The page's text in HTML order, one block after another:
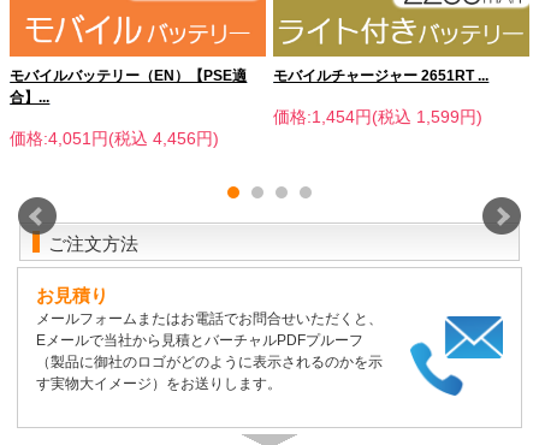
モバイルバッテリー（EN）【PSE適
合】...
価格:4,051円(税込 4,456円)
モバイルチャージャー 2651RT ...
価格:1,454円(税込 1,599円)
ご注文方法
お見積り
メールフォームまたはお電話でお問合せいただくと、
Eメールで当社から見積とバーチャルPDFプルーフ
（製品に御社のロゴがどのように表示されるのかを示
す実物大イメージ）をお送りします。